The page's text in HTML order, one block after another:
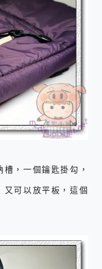
，一個鑰匙掛勾，
又可以放平板，這個